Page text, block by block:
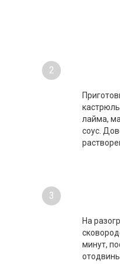
2
3
лайма,
соус.
На
минут,